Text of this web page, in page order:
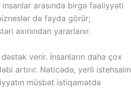
arasında birgə fəaliyyəti
də fayda görür;
axınından yararlanır.
verir. İnsanların daha çox
artırır. Nəticədə, yerli istehsalın
müsbət istiqamətdə